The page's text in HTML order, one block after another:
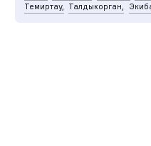
Темиртау, Талдыкорган,